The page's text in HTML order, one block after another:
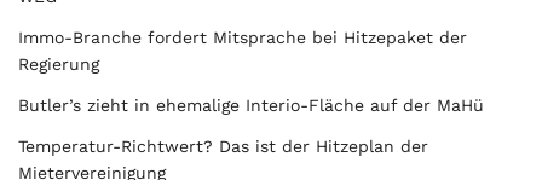
Immo-Branche fordert Mitsprache bei Hitzepaket der
Regierung
Butler’s zieht in ehemalige Interio-Fläche auf der MaHü
Temperatur-Richtwert? Das ist der Hitzeplan der
Mietervereinigung